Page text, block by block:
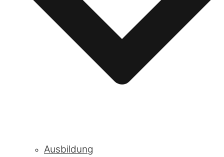
Ausbildung